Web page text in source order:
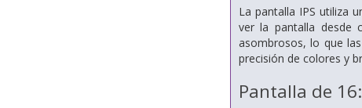
La pantalla IPS utiliza
ver la pantalla desde
asombrosos, lo que
precisión de colores y
Pantalla de